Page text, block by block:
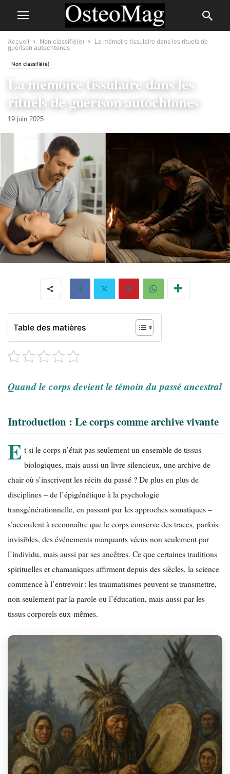
Accueil Non classifié(e)
La mémoire tissulaire dans les rituels de
guérison autochtones
Non classifié(e)
La mémoire tissulaire dans les
rituels de guérison autochtones
19 juin 2025
Table des matières
Quand le corps devient le témoin du passé ancestral
Introduction : Le corps comme archive vivante
E t si le corps n’était pas seulement un ensemble de tissus
biologiques, mais aussi un livre silencieux, une archive de
chair où s’inscrivent les récits du passé ? De plus en plus de
disciplines – de l’épigénétique à la psychologie
transgénérationnelle, en passant par les approches somatiques –
s’accordent à reconnaître que le corps conserve des traces, parfois
invisibles, des événements marquants vécus non seulement par
l’individu, mais aussi par ses ancêtres. Ce que certaines traditions
spirituelles et chamaniques affirment depuis des siècles, la science
commence à l’entrevoir : les traumatismes peuvent se transmettre,
non seulement par la parole ou l’éducation, mais aussi par les
tissus corporels eux-mêmes.